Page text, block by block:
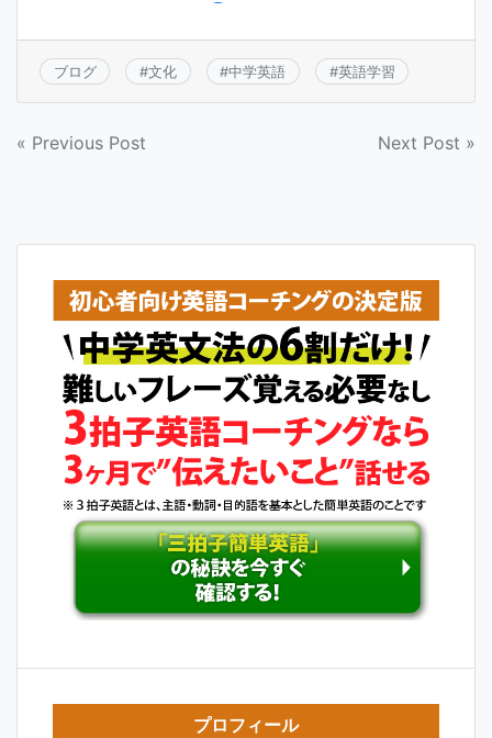
ブログ #文化 #中学英語 #英語学習
投
ナ
« Previous Post Next Post »
プロフィール